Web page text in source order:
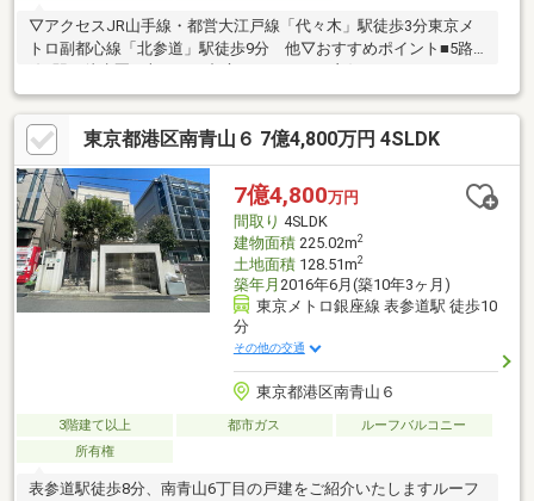
▽アクセスJR山手線・都営大江戸線「代々木」駅徒歩3分東京メ
トロ副都心線「北参道」駅徒歩9分 他▽おすすめポイント■5路
ン、さらには民泊など多様な用途にも柔軟に対応可能です。■駅
徒歩3分かつ複数路線利用可能な立地に加え、用途の自由度と収益
性を期待できる点が魅力です。自用・事業用・投資用と多角的に
ご検討いただける都心不動産です。
東京都港区南青山６ 7億4,800万円 4SLDK
7億4,800万円
間取り 4SLDK
建物面積225.02m2
土地面積128.51m2
築年月 2016年6月(築10年3ヶ月)
東京メトロ銀座線 表参道駅 徒歩10
分
その他の交通
東京都港区南青山６
3階建て以上 都市ガス
ルーフバルコニー
所有権
表参道駅徒歩8分、南青山6丁目の戸建をご紹介いたしますルーフ